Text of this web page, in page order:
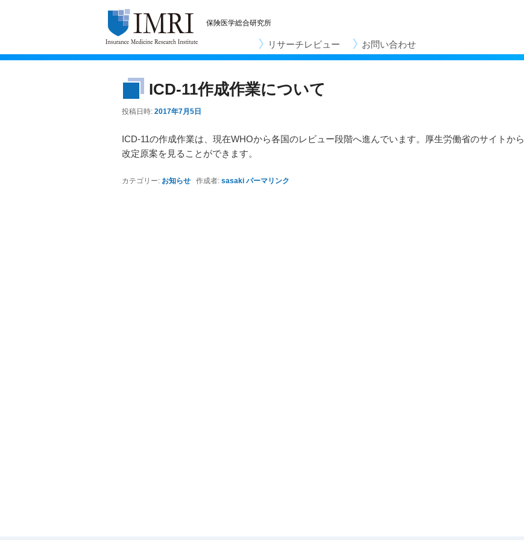
保険医学総合研究所
メ
イ
コ
ン
ツ
動
リサーチレビュー お問い合わせ
ICD-11作成作業について
投稿日時: 2017年7月5日
ICD-11の作成作業は、現在WHOから各国のレビュー段階へ進んでいます。厚生労働省のサイトから
改定原案を見ることができます。
カテゴリー: お知らせ 作成者: sasaki パーマリンク